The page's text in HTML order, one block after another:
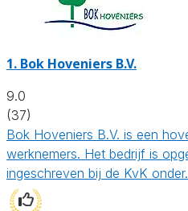
1. Bok Hoveniers B.V.
9.0
(37)
Bok Hoveniers B.V. is een
werknemers. Het bedrijf is
ingeschreven bij de KvK